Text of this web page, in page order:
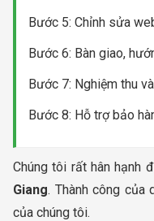
Bước 5: Chỉnh sửa
Bước 6: Bàn giao,
Bước 7: Nghiệm thu
Bước 8: Hỗ trợ bảo
Chúng tôi rất hân hạnh
Giang. Thành công của
của chúng tôi.